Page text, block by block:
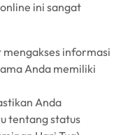
ini sangat
mengakses informasi
Anda memiliki
Anda
tentang status